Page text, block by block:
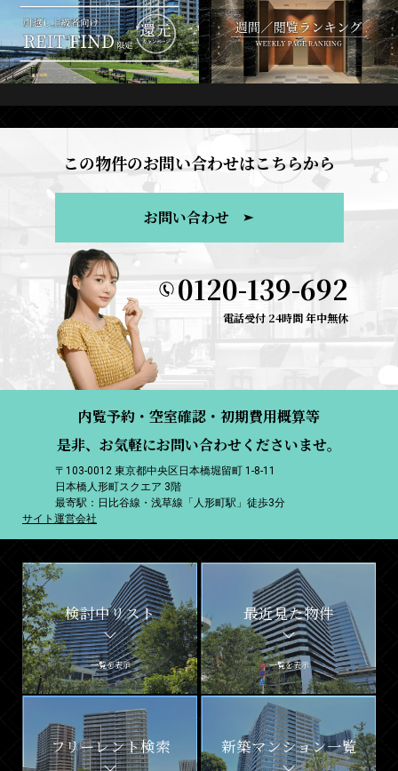
この物件のお問い合わせはこちらから
お問い合わせ
0120-139-692
電話受付 24時間 年中無休
内覧予約・空室確認・初期費用概算等
是非、お気軽にお問い合わせくださいませ。
〒103-0012 東京都中央区日本橋堀留町 1-8-11
日本橋人形町スクエア 3階
最寄駅：日比谷線・浅草線「人形町駅」徒歩3分
サイト運営会社
検討中リスト
一覧を表示
最近見た物件
一覧を表示
フリーレント検索 新築マンション一覧